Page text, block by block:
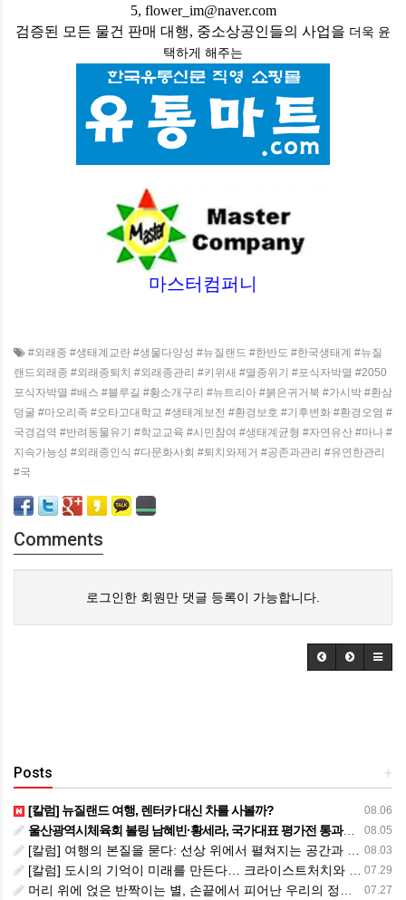
5, flower_im@naver.com
검증된 모든 물건 판매 대행, 중소상공인들의 사업을 더욱 윤
택하게 해주는
마스터컴퍼니
#외래종 #생태계교란 #생물다양성 #뉴질랜드 #한반도 #한국생태계 #뉴질
랜드외래종 #외래종퇴치 #외래종관리 #키위새 #멸종위기 #포식자박멸 #2050
포식자박멸 #배스 #블루길 #황소개구리 #뉴트리아 #붉은귀거북 #가시박 #환삼
덩굴 #마오리족 #오타고대학교 #생태계보전 #환경보호 #기후변화 #환경오염 #
국경검역 #반려동물유기 #학교교육 #시민참여 #생태계균형 #자연유산 #마나 #
지속가능성 #외래종인식 #다문화사회 #퇴치와제거 #공존과관리 #유연한관리
#국
Comments
로그인한 회원만 댓글 등록이 가능합니다.
+
Posts
08.06
[칼럼] 뉴질랜드 여행, 렌터카 대신 차를 사볼까?
08.05
울산광역시체육회 볼링 남혜빈·황세라, 국가대표 평가전 통과… ‘아시아선수권 출전’
08.03
[칼럼] 여행의 본질을 묻다: 선상 위에서 펼쳐지는 공간과 사람, 그리고 미식의 미학
07.29
[칼럼] 도시의 기억이 미래를 만든다… 크라이스트처치와 한국 도시가 주는 교훈
07.27
머리 위에 얹은 반짝이는 별, 손끝에서 피어난 우리의 정체성